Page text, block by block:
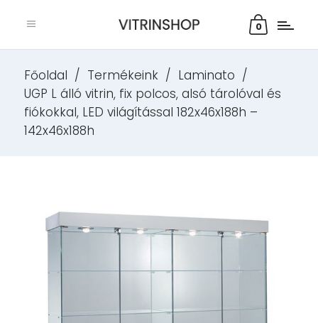
0
Főoldal / Termékeink / Laminato /
UGP L álló vitrin, fix polcos, alsó tárolóval és
fiókokkal, LED világítással 182x46x188h –
142x46x188h